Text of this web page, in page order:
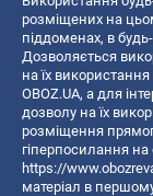
розміщених на
піддоменах, в
Дозволяється
на їх
OBOZ.UA, а для
дозволу на їх
розміщення
гіперпосилання на
https://
матеріал в